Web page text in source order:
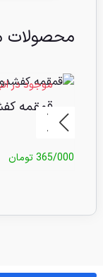
محصولات
موجود در
قمقمه
365/000تومان